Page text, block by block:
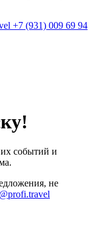
+7 (931) 009 69 94
событий и
не